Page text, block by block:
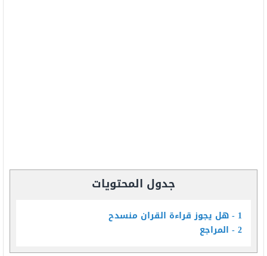
جدول المحتويات
1 هل يجوز قراءة القران منسدح
2 المراجع